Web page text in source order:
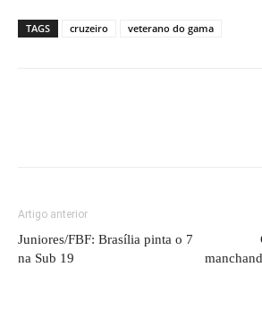
TAGS cruzeiro veterano do gama
Artigo anterior
Juniores/FBF: Brasília pinta o 7
na Sub 19